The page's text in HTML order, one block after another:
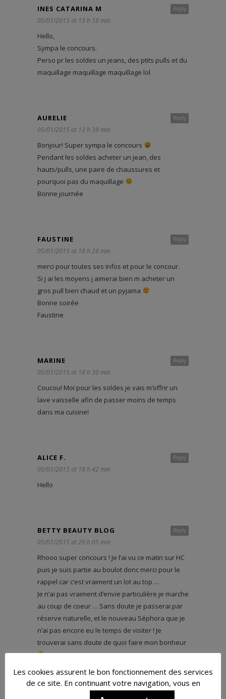
Reply
INES CATARINA M
05/01/2015 at 13 h 18 min
Hello,
Sympa le concours.
Perso pr les soldes un jeans, des ptits pulls et du
maquillage maquillage maquillage lol
Reply
AURELIE
05/01/2015 at 13 h 39 min
Bonjour! Super sympa le concours
Pendant les soldes acheter un jean, des
hauts/pulls, une paire de chaussures et
pourquoi pas du maquillage
Bonne journée
Reply
FAUSTINE
05/01/2015 at 18 h 28 min
merci pour toutes ses infos et pour le concour.
Si j ai les moyens j aimerai bien m acheter un
gros pull bien chaud et un pyjama
Bonne soirée
Faustine
Reply
MARINE
05/01/2015 at 18 h 30 min
Coucou! Moi pour les soldes je vais m’offrir un
lave vaisselle afin de passer moins de temps
dans ma cuisine!
Reply
ALICE F.
05/01/2015 at 18 h 42 min
Hello
Reply
BETTY BEAUTY BLOG
05/01/2015 at 20 h 05 min
Rhooo super concours ! Je l’ai vu ce matin sur HC
puis je suis partie au boulot donc merci pour le
rappel car c’est vraiment un lot au top …
Je n’ai pas vraiment d’envie particulière je marche
au coup de coeur … Sans doute je passerai par
réserve naturelle, et le nouveau Séphora que je
n’ai pas encore eu le temps de visiter ! Je
trouverai sans doute de quoi faire mon bonheur
Les cookies assurent le bon fonctionnement des services
de ce site. En continuant votre navigation, vous en